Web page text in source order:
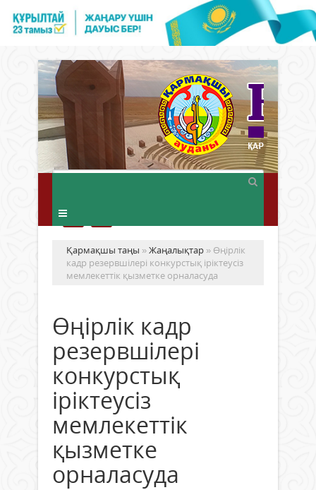
Қармақшы таңы »Жаңалықтар » Өңірлік
кадр резервшілері конкурстық іріктеусіз
мемлекеттік қызметке орналасуда
Өңірлік кадр
резервшілері
конкурстық
іріктеусіз
мемлекеттік
қызметке
орналасуда